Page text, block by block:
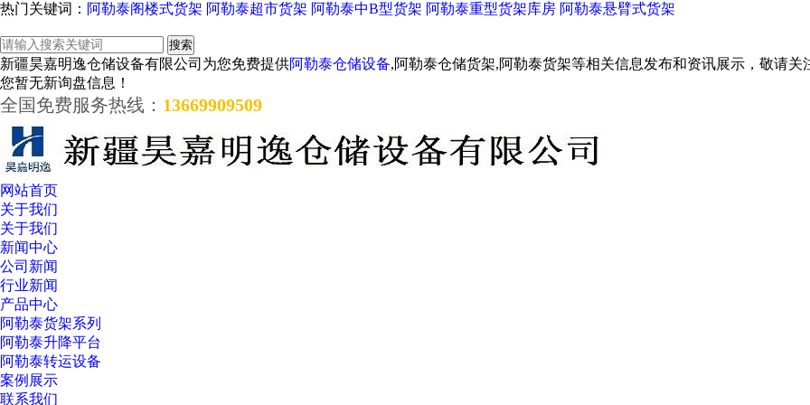
热门关键词： 阿勒泰阁楼式货架 阿勒泰超市货架 阿勒泰中B型货架 阿勒泰重型货架库房 阿勒泰悬臂式货架
新疆昊嘉明逸仓储设备有限公司为您免费提供阿勒泰仓储设备,阿勒泰仓储货架,阿勒泰货架等相关信息发布和资讯展示，敬请关
您暂无新询盘信息！
全国免费服务热线： 13669909509
网站首页
关于我们
关于我们
新闻中心
公司新闻
行业新闻
产品中心
阿勒泰货架系列
阿勒泰升降平台
阿勒泰转运设备
案例展示
联系我们